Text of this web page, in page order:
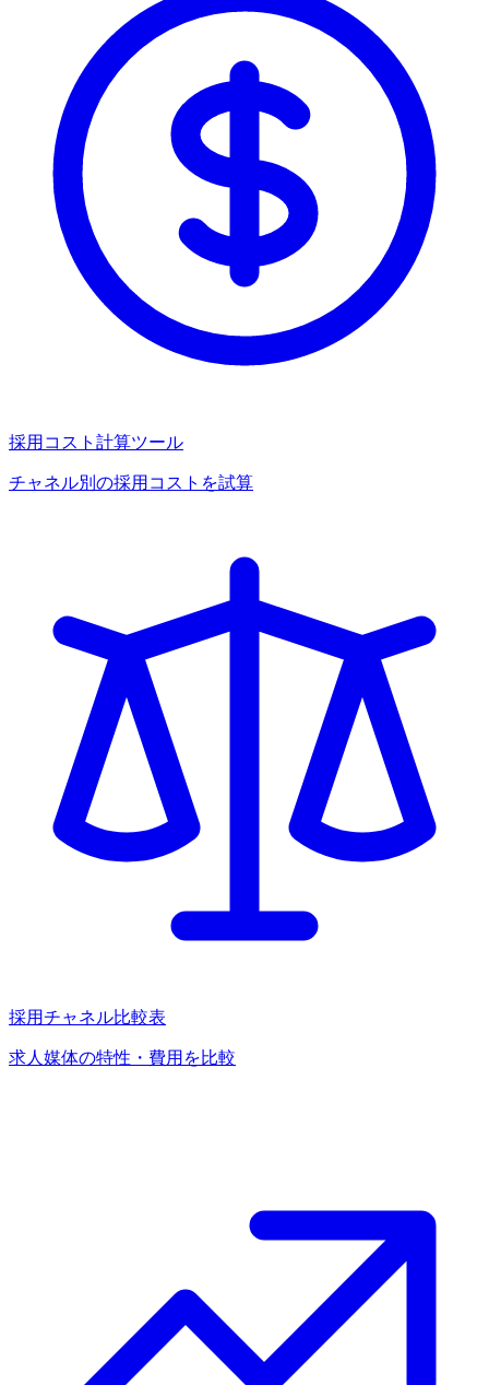
採用コスト計算ツール
チャネル別の採用コストを試算
採用チャネル比較表
求人媒体の特性・費用を比較